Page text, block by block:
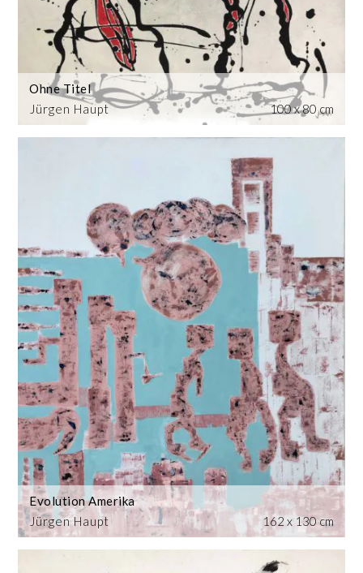
Jürgen Haupt
Ohne Titel
100 x 80 cm
Jürgen Haupt
Evolution Amerika
162 x 130 cm